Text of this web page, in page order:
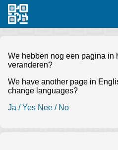
We hebben nog een pagina in
veranderen?
We have another page in
change languages?
Ja / Yes Nee / No